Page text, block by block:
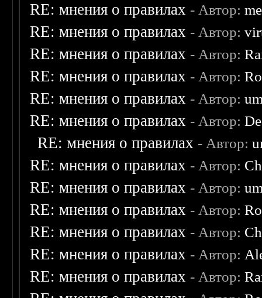
RE: мнения о правилах - Автор:
RE: мнения о правилах - Автор:
RE: мнения о правилах - Автор:
RE: мнения о правилах - Автор:
RE: мнения о правилах - Автор:
RE: мнения о правилах - Автор:
RE: мнения о правилах - Автор:
RE: мнения о правилах - Автор:
RE: мнения о правилах - Автор:
RE: мнения о правилах - Автор:
RE: мнения о правилах - Автор:
RE: мнения о правилах - Автор:
RE: мнения о правилах - Автор: